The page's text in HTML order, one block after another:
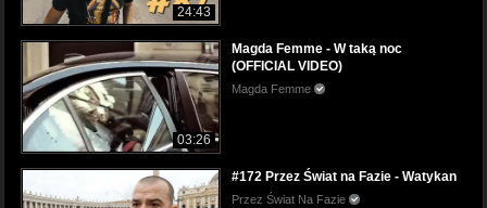
24:43
03:26
Magda Femme - W taką noc
(OFFICIAL VIDEO)
Magda Femme
#172 Przez Świat na Fazie - Watykan
Przez Świat Na Fazie